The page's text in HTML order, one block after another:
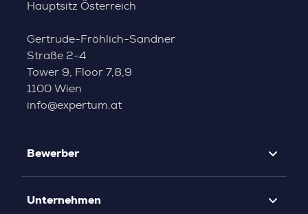
Hauptsitz Österreich
Gertrude-Fröhlich-Sandner
Straße 2-4
Tower 9, Floor 7,8,9
1100 Wien
info@expertum.at
Bewerber
Unternehmen